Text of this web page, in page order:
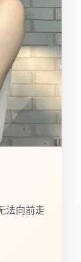
法向前走